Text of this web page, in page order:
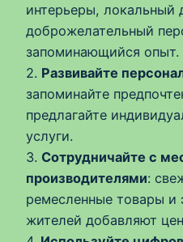
интерьеры, локальный
доброжелательный
запоминающийся опыт.
2. Развивайте
запоминайте
предлагайте
услуги.
3. Сотрудничайте с
производителями:
ремесленные товары и
жителей добавляют